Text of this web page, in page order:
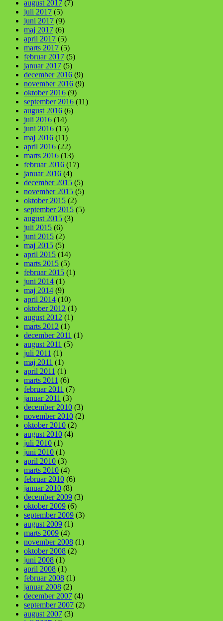
august 2017 (7)
juli 2017 (5)
juni 2017 (9)
maj 2017 (6)
april 2017 (5)
marts 2017 (5)
februar 2017 (5)
januar 2017 (5)
december 2016 (9)
november 2016 (9)
oktober 2016 (9)
september 2016 (11)
august 2016 (6)
juli 2016 (14)
juni 2016 (15)
maj 2016 (11)
april 2016 (22)
marts 2016 (13)
februar 2016 (17)
januar 2016 (4)
december 2015 (5)
november 2015 (5)
oktober 2015 (2)
september 2015 (5)
august 2015 (3)
juli 2015 (6)
juni 2015 (2)
maj 2015 (5)
april 2015 (14)
marts 2015 (5)
februar 2015 (1)
juni 2014 (1)
maj 2014 (9)
april 2014 (10)
oktober 2012 (1)
august 2012 (1)
marts 2012 (1)
december 2011 (1)
august 2011 (5)
juli 2011 (1)
maj 2011 (1)
april 2011 (1)
marts 2011 (6)
februar 2011 (7)
januar 2011 (3)
december 2010 (3)
november 2010 (2)
oktober 2010 (2)
august 2010 (4)
juli 2010 (1)
juni 2010 (1)
april 2010 (3)
marts 2010 (4)
februar 2010 (6)
januar 2010 (8)
december 2009 (3)
oktober 2009 (6)
september 2009 (3)
august 2009 (1)
marts 2009 (4)
november 2008 (1)
oktober 2008 (2)
juni 2008 (1)
april 2008 (1)
februar 2008 (1)
januar 2008 (2)
december 2007 (4)
september 2007 (2)
august 2007 (3)